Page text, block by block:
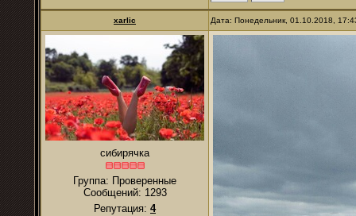
xarlic Дата: Понедельник, 01.10.2018,
сибирячка
Группа: Проверенные
Сообщений: 1293
Репутация: 4